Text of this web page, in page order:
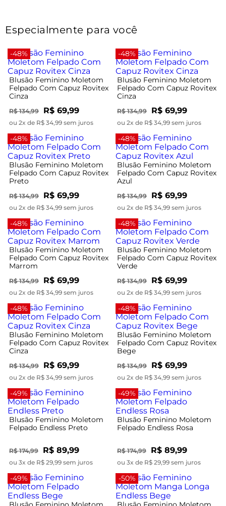
Especialmente para você
-48%
Blusão Feminino Moletom
Felpado Com Capuz Rovitex
Cinza
R$ 134,99 R$ 69,99
ou 2x de R$ 34,99 sem juros
-48%
Blusão Feminino Moletom
Felpado Com Capuz Rovitex
Cinza
R$ 134,99 R$ 69,99
ou 2x de R$ 34,99 sem juros
-48%
Blusão Feminino Moletom
Felpado Com Capuz Rovitex
Preto
R$ 134,99 R$ 69,99
ou 2x de R$ 34,99 sem juros
-48%
Blusão Feminino Moletom
Felpado Com Capuz Rovitex
Azul
R$ 134,99 R$ 69,99
ou 2x de R$ 34,99 sem juros
-48%
Blusão Feminino Moletom
Felpado Com Capuz Rovitex
Marrom
R$ 134,99 R$ 69,99
ou 2x de R$ 34,99 sem juros
-48%
Blusão Feminino Moletom
Felpado Com Capuz Rovitex
Verde
R$ 134,99 R$ 69,99
ou 2x de R$ 34,99 sem juros
-48%
Blusão Feminino Moletom
Felpado Com Capuz Rovitex
Cinza
R$ 134,99 R$ 69,99
ou 2x de R$ 34,99 sem juros
-48%
Blusão Feminino Moletom
Felpado Com Capuz Rovitex
Bege
R$ 134,99 R$ 69,99
ou 2x de R$ 34,99 sem juros
-49%
Blusão Feminino Moletom
Felpado Endless Preto
R$ 174,99 R$ 89,99
ou 3x de R$ 29,99 sem juros
-49%
Blusão Feminino Moletom
Felpado Endless Rosa
R$ 174,99 R$ 89,99
ou 3x de R$ 29,99 sem juros
-49% -50%